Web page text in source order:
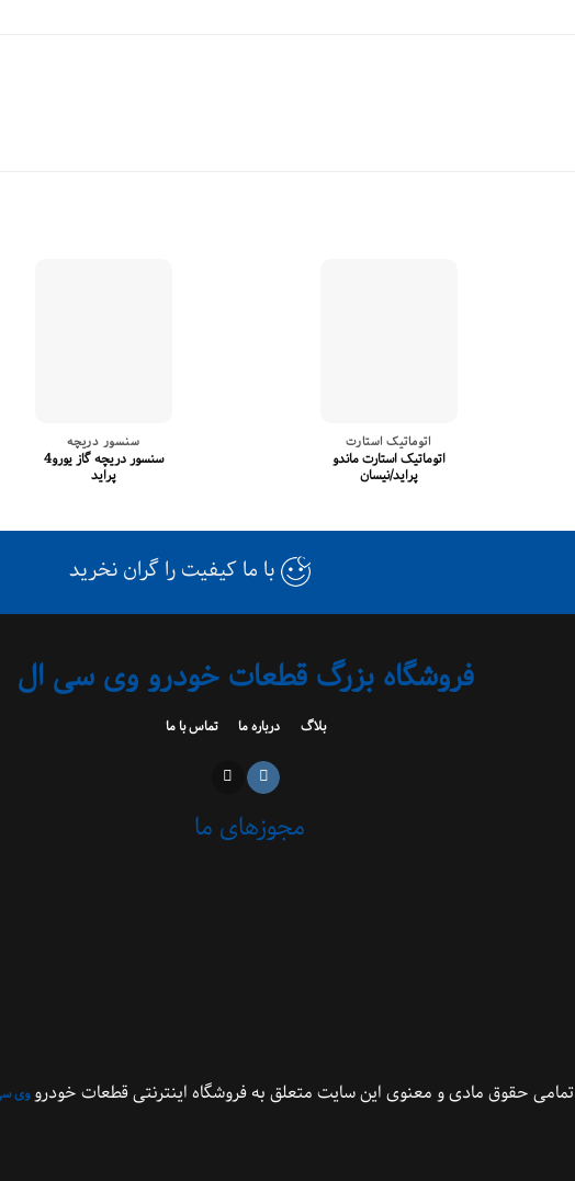
اتوماتیک استارت
اتوماتیک استارت ماندو
پراید/نیسان
سنسور دریچه
سنسور دریچه گاز یورو4
پراید
با ما کیفیت را گران نخرید
فروشگاه بزرگ قطعات خودرو وی سی ال
بلاگ درباره ما تماس با ما
مجوزهای ما
تمامی حقوق مادی و معنوی این سایت متعلق به فروشگاه اینترنتی قطعات خودرو وی